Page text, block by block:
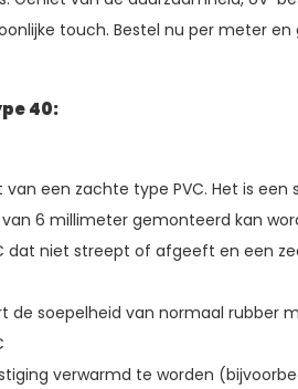
touch. Bestel nu per meter
40:
een zachte type PVC. Het is een
6 millimeter gemonteerd kan
dat niet streept of afgeeft en een
de soepelheid van normaal rubber
verwarmd te worden